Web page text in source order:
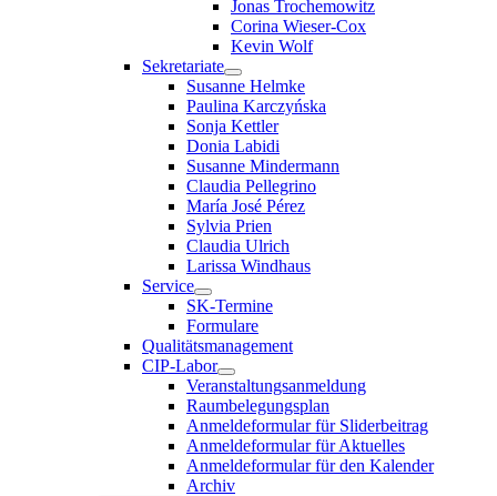
Jonas Trochemowitz
Corina Wieser-Cox
Kevin Wolf
Sekretariate
Susanne Helmke
Paulina Karczyńska
Sonja Kettler
Donia Labidi
Susanne Mindermann
Claudia Pellegrino
María José Pérez
Sylvia Prien
Claudia Ulrich
Larissa Windhaus
Service
SK-Termine
Formulare
Qualitätsmanagement
CIP-Labor
Veranstaltungsanmeldung
Raumbelegungsplan
Anmeldeformular für Sliderbeitrag
Anmeldeformular für Aktuelles
Anmeldeformular für den Kalender
Archiv